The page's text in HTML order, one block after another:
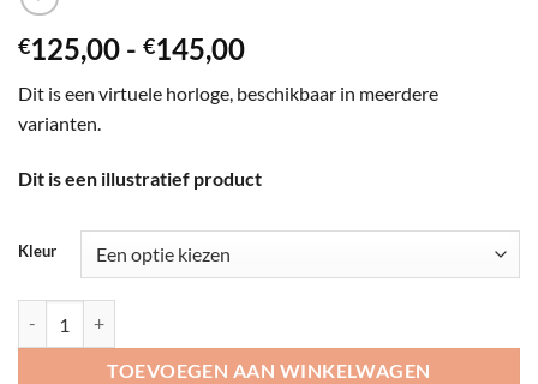
€125,00 - €145,00Prijsklasse:
tot
Dit is een virtuele horloge, beschikbaar in meerdere
varianten.
Dit is een illustratief product
Kleur
TOEVOEGEN AAN WINKELWAGEN